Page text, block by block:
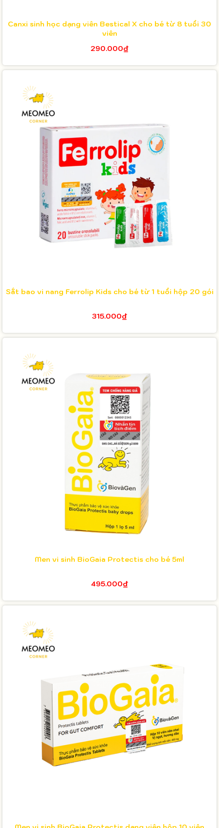
Canxi sinh học dạng viên Bestical X cho bé từ 8 tuổi 30
viên
290.000₫
Sắt bao vi nang Ferrolip Kids cho bé từ 1 tuổi hộp 20 gói
315.000₫
Men vi sinh BioGaia Protectis cho bé 5ml
495.000₫